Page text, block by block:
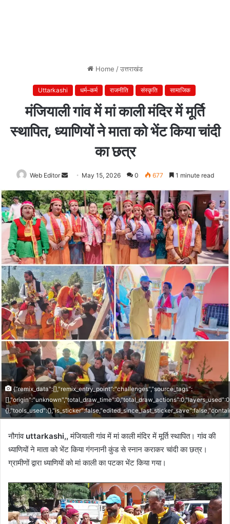
Home /उत्तराखंड
Uttarkashi धर्म–कर्म राजनीति संस्कृति सामाजिक
मंजियाली गांव में मां काली मंदिर में मूर्ति
स्थापित, ध्याणियों ने माता को भेंट किया चांदी
का छत्र
Web Editor
Send
email
May 15, 2026 0 677 1 minute read
{"remix_data":[],"remix_entry_point":"challenges","source_tags":
नौगांव uttarkashi,, मंजियाली गांव में मां काली मंदिर में मूर्ति स्थापित। गांव की
ध्याणियों ने माता को भेंट किया गंगनानी कुंड से स्नान कराकर चांदी का छत्र।
ग्रामीणों द्वारा ध्याणियों को मां काली का पटका भेंट किया गया।
Video
Player